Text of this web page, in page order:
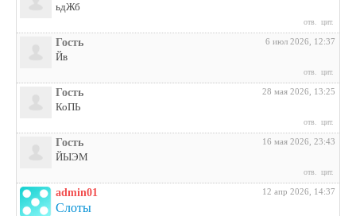
ьдЖб
отв. цит.
Гость 6 июл 2026, 12:37
Йв
отв. цит.
Гость 28 мая 2026, 13:25
КоПЬ
отв. цит.
Гость 16 мая 2026, 23:43
ЙЫЭМ
отв. цит.
admin01 12 апр 2026, 14:37
Слоты